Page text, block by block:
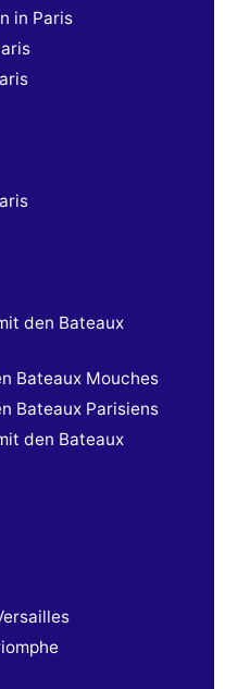
in Paris
den Bateaux
Bateaux Mouches
Bateaux Parisiens
den Bateaux